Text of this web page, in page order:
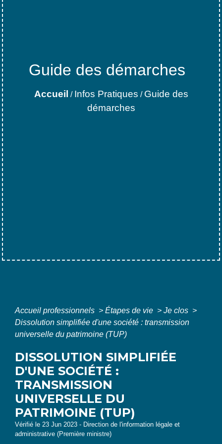
Guide des démarches
Accueil / Infos Pratiques / Guide des
démarches
Accueil professionnels > Étapes de vie > Je clos >
Dissolution simplifiée d'une société : transmission
universelle du patrimoine (TUP)
DISSOLUTION SIMPLIFIÉE
D'UNE SOCIÉTÉ :
TRANSMISSION
UNIVERSELLE DU
PATRIMOINE (TUP)
Vérifié le 23 Jun 2023 - Direction de l'information légale et
administrative (Première ministre)